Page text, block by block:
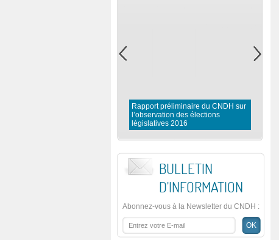
Rapport préliminaire du CNDH sur
l’observation des élections
législatives 2016
BULLETIN
D'INFORMATION
Abonnez-vous à la Newsletter du CNDH :